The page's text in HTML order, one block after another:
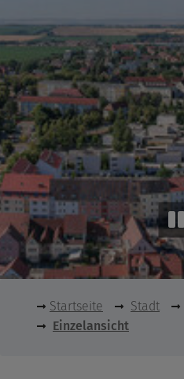
Startseite Stadt
Einzelansicht